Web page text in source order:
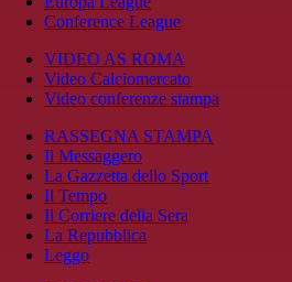
Conference League
VIDEO AS ROMA
Video Calciomercato
Video conferenze stampa
RASSEGNA STAMPA
Il Messaggero
La Gazzetta dello Sport
Il Tempo
Il Corriere della Sera
La Repubblica
Leggo